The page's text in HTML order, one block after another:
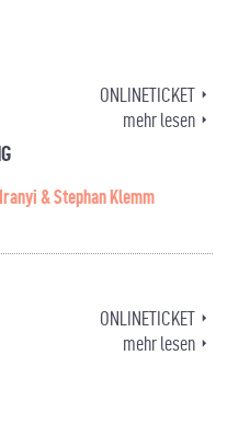
& Stephan Klemm
ONLINETICKET
mehr lesen
ONLINETICKET
mehr lesen